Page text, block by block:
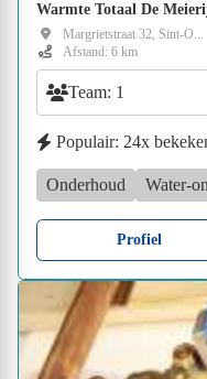
Warmte Totaal De
Margrietstraat 32, Sint-O...
Afstand: 6 km
Team: 1
Populair: 24x
Onderhoud Water-
Profiel